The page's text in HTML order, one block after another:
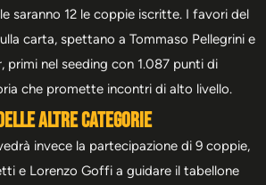
saranno 12 le coppie iscritte. I favori del
carta, spettano a Tommaso Pellegrini e
primi nel seeding con 1.087 punti di
che promette incontri di alto livello.
altre categorie
invece la partecipazione di 9 coppie,
e Lorenzo Goffi a guidare il tabellone